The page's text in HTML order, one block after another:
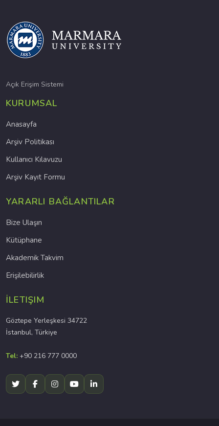
Açık Erişim Sistemi
KURUMSAL
Anasayfa
Arşiv Politikası
Kullanıcı Kılavuzu
Arşiv Kayıt Formu
YARARLI BAĞLANTILAR
Bize Ulaşın
Kütüphane
Akademik Takvim
Erişilebilirlik
İLETIŞIM
Göztepe Yerleşkesi 34722
İstanbul, Türkiye
Tel: +90 216 777 0000